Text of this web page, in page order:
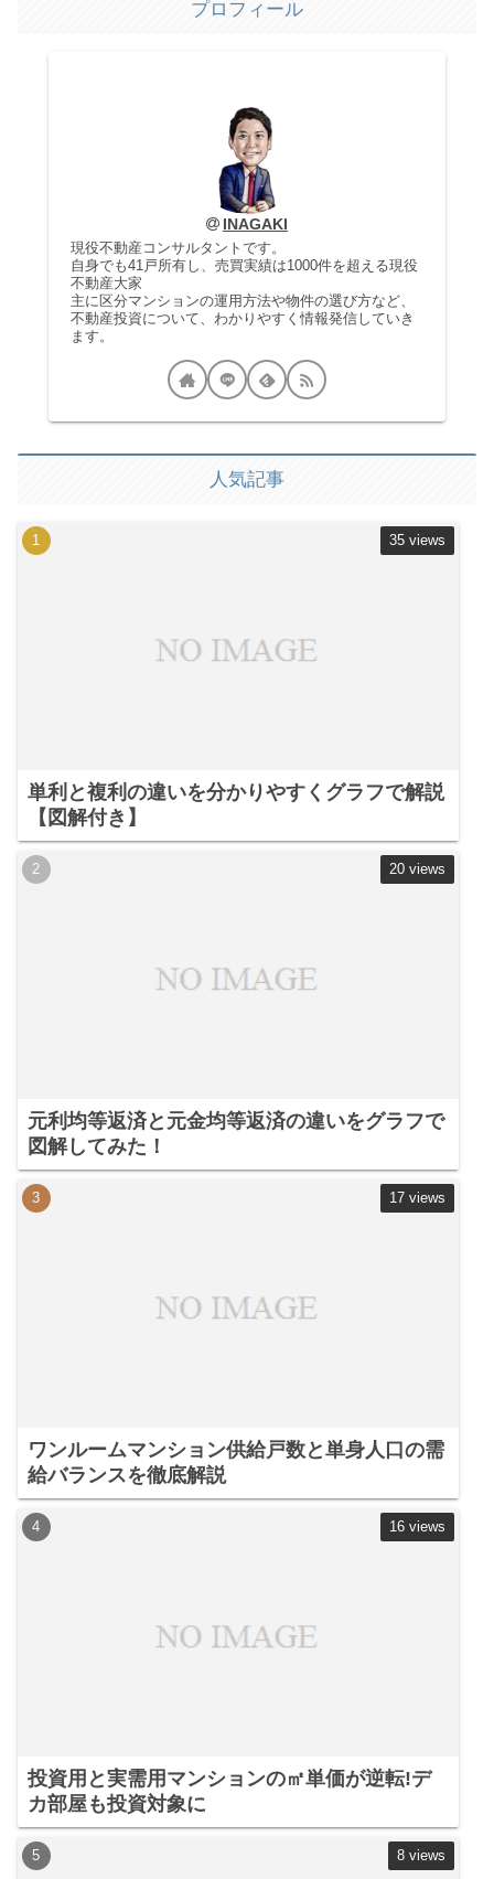
プロフィール
INAGAKI
現役不動産コンサルタントです。
自身でも41戸所有し、売買実績は1000件を超える現役
不動産大家
主に区分マンションの運用方法や物件の選び方など、
不動産投資について、わかりやすく情報発信していき
ます。
人気記事
単利と複利の違いを分かりやすくグラフで解説
【図解付き】
35 views
元利均等返済と元金均等返済の違いをグラフで
図解してみた！
20 views
ワンルームマンション供給戸数と単身人口の需
給バランスを徹底解説
17 views
投資用と実需用マンションの㎡単価が逆転!デ
カ部屋も投資対象に
16 views
8 views